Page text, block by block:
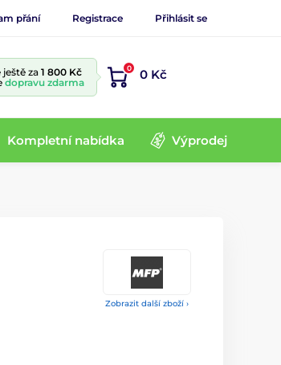
přání Registrace Přihlásit se
za1 800 Kč
dopravu zdarma
0 0 Kč
Kompletní nabídka Výprodej
Zobrazit další zboží ›